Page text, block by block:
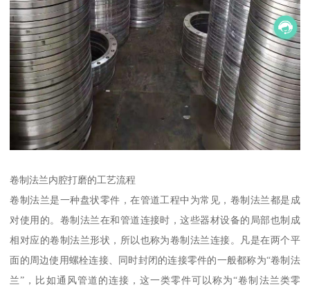
卷制法兰内腔打磨的工艺流程
卷制法兰是一种盘状零件，在管道工程中为常见，卷制法兰都是成
对使用的。卷制法兰在和管道连接时，这些器材设备的局部也制成
相对应的卷制法兰形状，所以也称为卷制法兰连接。凡是在两个平
面的周边使用螺栓连接、同时封闭的连接零件的一般都称为“卷制法
兰”，比如通风管道的连接，这一类零件可以称为“卷制法兰类零